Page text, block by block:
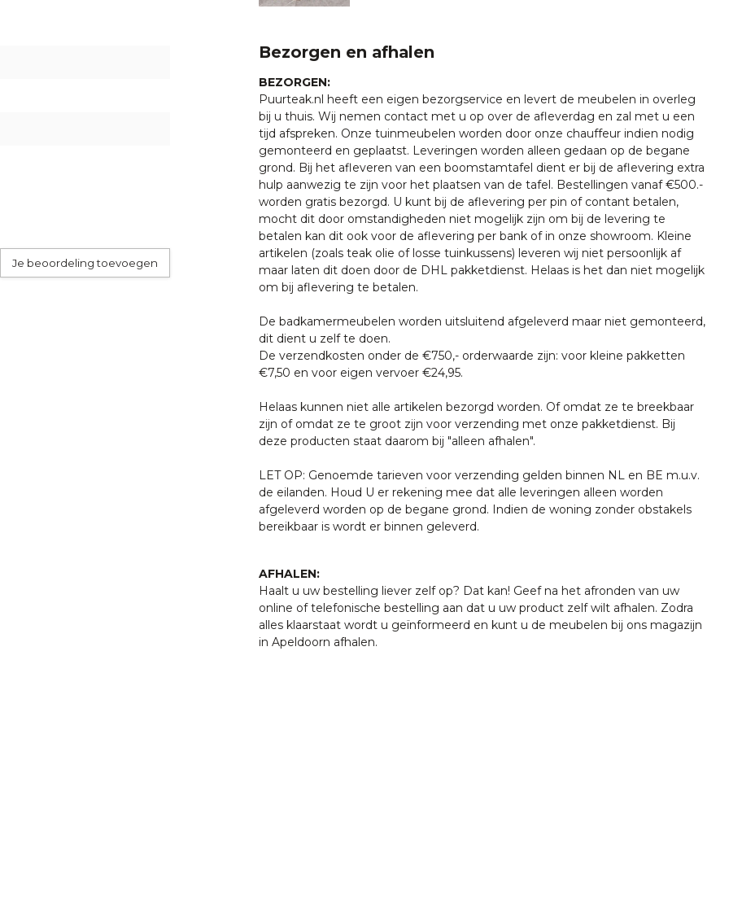
de luchtvochtigheid in
een van onze
klaar staan om u te
Je beoordeling toevoegen
Bezorgen en afhalen
BEZORGEN:
Puurteak.nl heeft een eigen bezorgservice en levert de meubelen in overleg
bij u thuis. Wij nemen contact met u op over de afleverdag en zal met u een
tijd afspreken. Onze tuinmeubelen worden door onze chauffeur indien nodig
gemonteerd en geplaatst. Leveringen worden alleen gedaan op de begane
grond. Bij het afleveren van een boomstamtafel dient er bij de aflevering extra
hulp aanwezig te zijn voor het plaatsen van de tafel. Bestellingen vanaf €500.-
worden gratis bezorgd. U kunt bij de aflevering per pin of contant betalen,
mocht dit door omstandigheden niet mogelijk zijn om bij de levering te
betalen kan dit ook voor de aflevering per bank of in onze showroom. Kleine
artikelen (zoals teak olie of losse tuinkussens) leveren wij niet persoonlijk af
maar laten dit doen door de DHL pakketdienst. Helaas is het dan niet mogelijk
om bij aflevering te betalen.
De badkamermeubelen worden uitsluitend afgeleverd maar niet gemonteerd,
dit dient u zelf te doen.
De verzendkosten onder de €750,- orderwaarde zijn: voor kleine pakketten
€7,50 en voor eigen vervoer €24,95.
Helaas kunnen niet alle artikelen bezorgd worden. Of omdat ze te breekbaar
zijn of omdat ze te groot zijn voor verzending met onze pakketdienst. Bij
deze producten staat daarom bij "alleen afhalen".
LET OP: Genoemde tarieven voor verzending gelden binnen NL en BE m.u.v.
de eilanden. Houd U er rekening mee dat alle leveringen alleen worden
afgeleverd worden op de begane grond. Indien de woning zonder obstakels
bereikbaar is wordt er binnen geleverd.
AFHALEN:
Haalt u uw bestelling liever zelf op? Dat kan! Geef na het afronden van uw
online of telefonische bestelling aan dat u uw product zelf wilt afhalen. Zodra
alles klaarstaat wordt u geïnformeerd en kunt u de meubelen bij ons magazijn
in Apeldoorn afhalen.